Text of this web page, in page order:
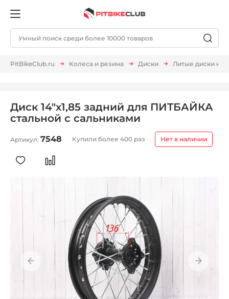
PitBikeClub.ru Колеса и резина Диски Литые диски на
Диск 14"х1,85 задний для ПИТБАЙКА
стальной с сальниками
Артикул: 7548 Купили более 400 раз Нет в наличии